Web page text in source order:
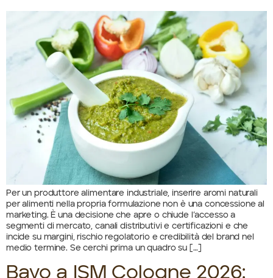
Per un produttore alimentare industriale, inserire aromi naturali
per alimenti nella propria formulazione non è una concessione al
marketing. È una decisione che apre o chiude l’accesso a
segmenti di mercato, canali distributivi e certificazioni e che
incide su margini, rischio regolatorio e credibilità del brand nel
medio termine. Se cerchi prima un quadro su […]
Bayo a ISM Cologne 2026: